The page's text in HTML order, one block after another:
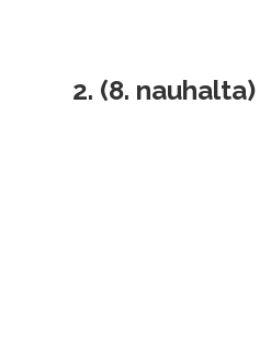
2. (8. nauhalta)